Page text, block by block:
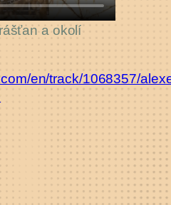
a okolí
en/track/1068357/